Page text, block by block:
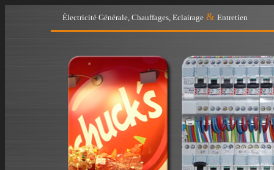
Électricité Générale, Chauffages, Eclairage & Entretien